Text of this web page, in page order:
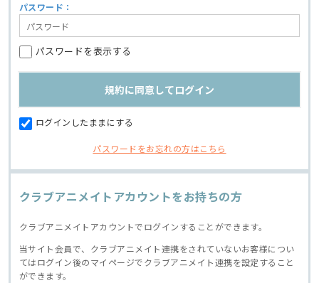
パスワード：
パスワードを表示する
ログインしたままにする
パスワードをお忘れの方はこちら
クラブアニメイトアカウントをお持ちの方
クラブアニメイトアカウントでログインすることができます。
当サイト会員で、クラブアニメイト連携をされていないお客様につい
てはログイン後のマイページでクラブアニメイト連携を設定すること
ができます。